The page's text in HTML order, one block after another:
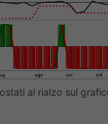
al rialzo sul